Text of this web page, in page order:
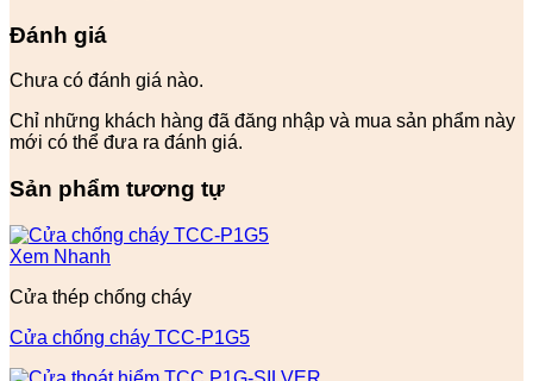
Đánh giá
Chưa có đánh giá nào.
Chỉ những khách hàng đã đăng nhập và mua sản phẩm này
mới có thể đưa ra đánh giá.
Sản phẩm tương tự
Xem Nhanh
Cửa thép chống cháy
Cửa chống cháy TCC-P1G5